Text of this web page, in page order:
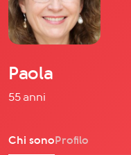
Paola
55 anni
Chi sonoProfilo